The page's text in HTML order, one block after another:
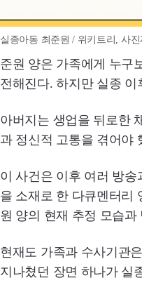
실종아동 최준원 / 위키트리, 사
준원 양은 가족에게 누구
전해진다. 하지만 실종
아버지는 생업을 뒤로한
과 정신적 고통을 겪어야
이 사건은 이후 여러 방송
을 소재로 한 다큐멘터리
원 양의 현재 추정 모습
현재도 가족과 수사기관
지나쳤던 장면 하나가 실